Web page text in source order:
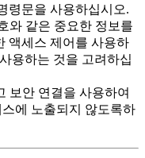
령문을 사용하십시오.
와 같은 중요한 정보를
액세스 제어를 사용하
용하는 것을 고려하십
보안 연결을 사용하여
에 노출되지 않도록하